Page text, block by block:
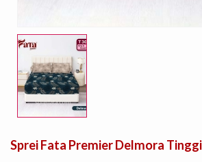
Sprei Fata Premier Delmora